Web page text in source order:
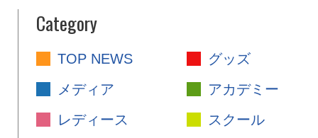
Category
TOP NEWS
グッズ
メディア
アカデミー
レディース
スクール